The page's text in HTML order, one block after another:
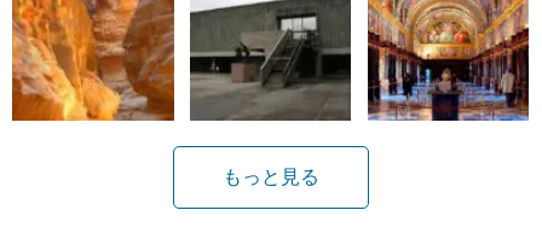
もっと見る